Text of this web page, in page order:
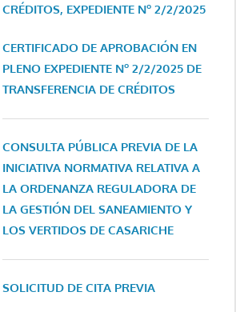
CRÉDITOS, EXPEDIENTE Nº 2/2/2025
CERTIFICADO DE APROBACIÓN EN
PLENO EXPEDIENTE Nº 2/2/2025 DE
TRANSFERENCIA DE CRÉDITOS
CONSULTA PÚBLICA PREVIA DE LA
INICIATIVA NORMATIVA RELATIVA A
LA ORDENANZA REGULADORA DE
LA GESTIÓN DEL SANEAMIENTO Y
LOS VERTIDOS DE CASARICHE
SOLICITUD DE CITA PREVIA